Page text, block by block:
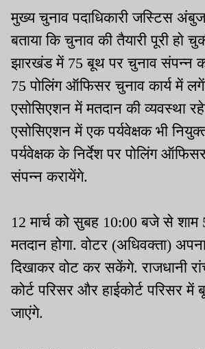
मुख्य चुनाव पदाधिकारी जस्टिस
बताया कि चुनाव की तैयारी पूरी हो
झारखंड में 75 बूथ पर चुनाव संपन्न
75 पोलिंग ऑफिसर चुनाव कार्य में
एसोसिएशन में मतदान की व्यवस्था
एसोसिएशन में एक पर्यवेक्षक भी
पर्यवेक्षक के निर्देश पर पोलिंग
संपन्न करायेंगे.
12 मार्च को सुबह 10:00 बजे से
मतदान होगा. वोटर (अधिवक्ता)
दिखाकर वोट कर सकेंगे. राजधानी
कोर्ट परिसर और हाईकोर्ट परिसर में
जाएंगे.